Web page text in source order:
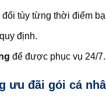
tùy từng thời điểm
định.
để được phục vụ 24/7.
ưu đãi gói cá